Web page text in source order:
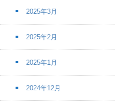
2025年3月
2025年2月
2025年1月
2024年12月